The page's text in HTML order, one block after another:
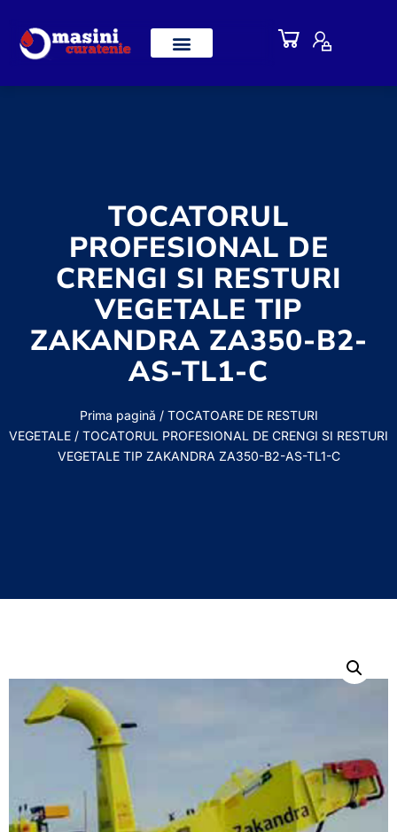
TOCATORUL
PROFESIONAL DE
CRENGI SI RESTURI
VEGETALE TIP
ZAKANDRA ZA350-B2-
AS-TL1-C
Prima pagină / TOCATOARE DE RESTURI
VEGETALE / TOCATORUL PROFESIONAL DE CRENGI SI RESTURI
VEGETALE TIP ZAKANDRA ZA350-B2-AS-TL1-C